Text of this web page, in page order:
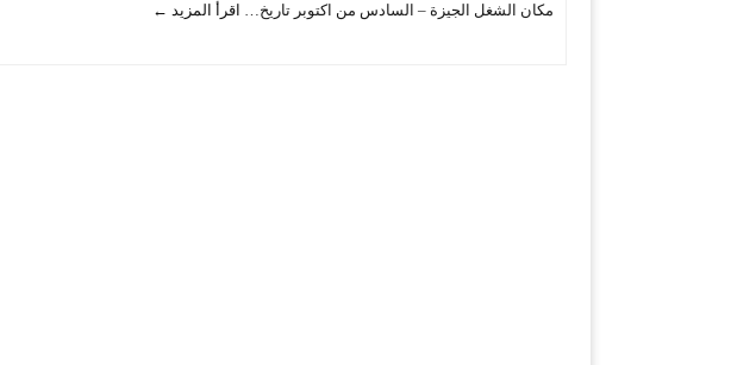
مكان الشغل الجيزة – السادس من اكتوبر تاريخ… اقرأ المزيد ←